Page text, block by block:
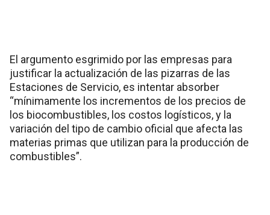
El argumento esgrimido por las empresas para
justificar la actualización de las pizarras de las
Estaciones de Servicio, es intentar absorber
“mínimamente los incrementos de los precios de
los biocombustibles, los costos logísticos, y la
variación del tipo de cambio oficial que afecta las
materias primas que utilizan para la producción de
combustibles”.